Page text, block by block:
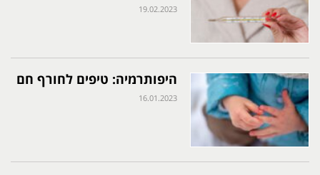
19.02.2023
היפותרמיה: טיפים לחורף חם
16.01.2023